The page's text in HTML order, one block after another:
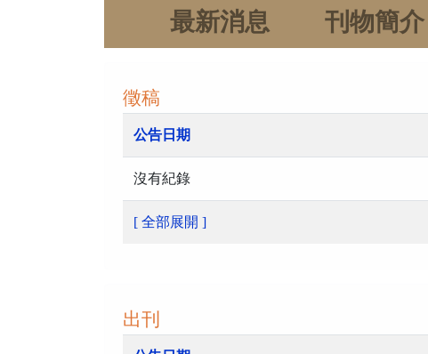
最新消息 刊物簡介
徵稿
公告日期
沒有紀錄
[ 全部展開 ]
出刊